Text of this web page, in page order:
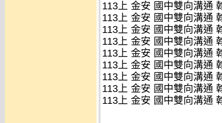
113上 金安 國中雙向溝通
113上 金安 國中雙向溝通
113上 金安 國中雙向溝通
113上 金安 國中雙向溝通
113上 金安 國中雙向溝通
113上 金安 國中雙向溝通
113上 金安 國中雙向溝通
113上 金安 國中雙向溝通
113上 金安 國中雙向溝通